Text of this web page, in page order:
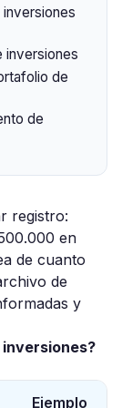
inversiones
de
de
registro:
en
de cuanto
de
y
Ejemplo